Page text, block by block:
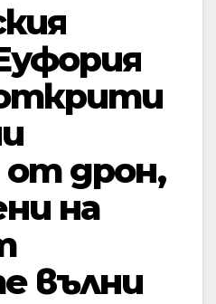
дрон,
на
вълни